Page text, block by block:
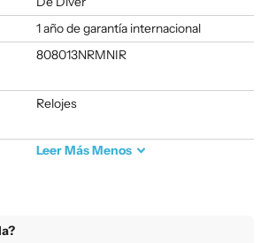
1 año de garantía internacional
808013NRMNIR
Relojes
LeerMásMenos